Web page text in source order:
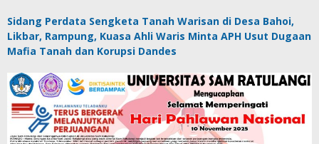
Sidang Perdata Sengketa Tanah Warisan di Desa Bahoi,
Likbar, Rampung, Kuasa Ahli Waris Minta APH Usut Dugaan
Mafia Tanah dan Korupsi Dandes